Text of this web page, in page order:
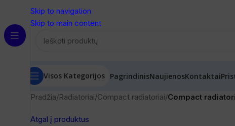
Skip to navigation
Skip to main content
Visos Kategorijos PagrindinisNaujienosKontaktai
Pradžia/Radiatoriai/Compact radiatoriai/Compact
Atgal į produktus